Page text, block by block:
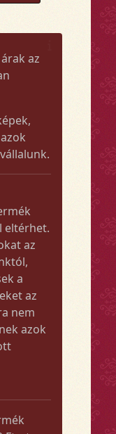
az
eltérhet.
az
a
az
nem
azok